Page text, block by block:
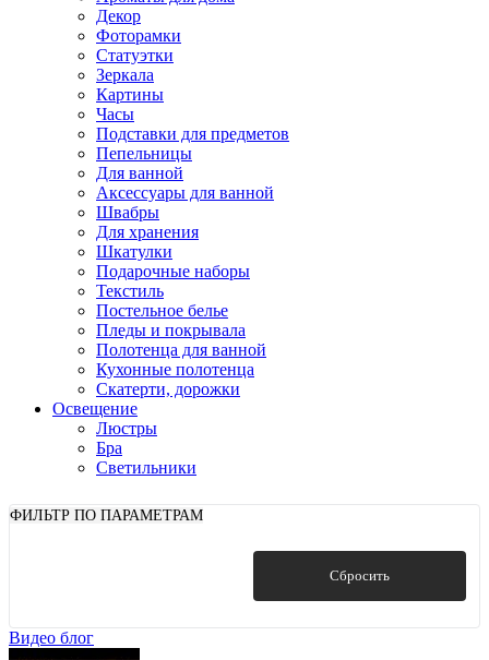
Декор
Фоторамки
Статуэтки
Зеркала
Картины
Часы
Подставки для предметов
Пепельницы
Для ванной
Аксессуары для ванной
Швабры
Для хранения
Шкатулки
Подарочные наборы
Текстиль
Постельное белье
Пледы и покрывала
Полотенца для ванной
Кухонные полотенца
Скатерти, дорожки
Освещение
Люстры
Бра
Светильники
ФИЛЬТР ПО ПАРАМЕТРАМ
Сбросить
Видео блог